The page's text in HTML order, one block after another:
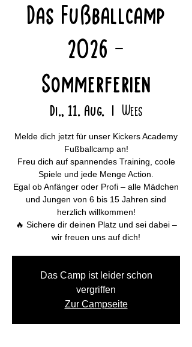
Das Fußballcamp
2026 -
Sommerferien
Di., 11. Aug.
  |
Wees
Melde dich jetzt für unser Kickers Academy
Fußballcamp an!
Freu dich auf spannendes Training, coole
Spiele und jede Menge Action.
Egal ob Anfänger oder Profi – alle Mädchen
und Jungen von 6 bis 15 Jahren sind
herzlich willkommen!
🔥 Sichere dir deinen Platz und sei dabei –
wir freuen uns auf dich!
Das Camp ist leider schon
vergriffen
Zur Campseite